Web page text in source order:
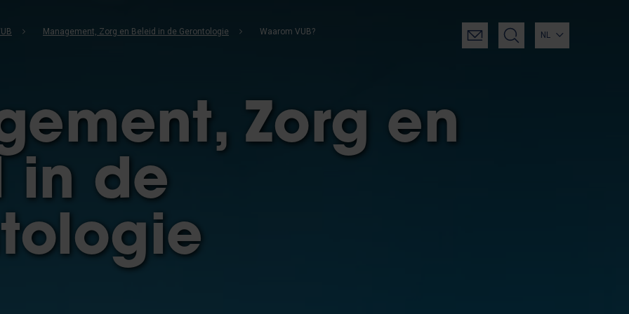
Management, Zorg en Beleid in de Gerontologie Waarom VUB? NL
Zorg en
in de